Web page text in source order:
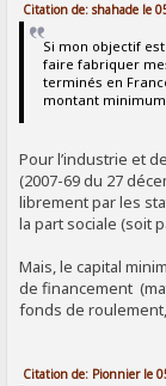
Citation de: shahade le
Si mon objectif
faire fabriquer
terminés en
montant
Pour l’industrie et
(2007-69 du 27
librement par les
la part sociale (soit
Mais, le capital
de financement
fonds de
Citation de: Pionnier le